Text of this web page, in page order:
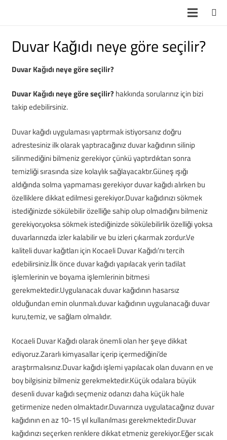
Duvar Kağıdı neye göre seçilir?
Duvar Kağıdı neye göre seçilir?
Duvar Kağıdı neye göre seçilir? hakkında sorularınız için bizi
takip edebilirsiniz.
Duvar kağıdı uygulaması yaptırmak istiyorsanız doğru
adrestesiniz ilk olarak yaptıracağınız duvar kağıdının silinip
silinmediğini bilmeniz gerekiyor çünkü yaptırdıktan sonra
temizliği sırasında size kolaylık sağlayacaktır.Güneş ışığı
aldığında solma yapmaması gerekiyor duvar kağıdı alırken bu
özelliklere dikkat edilmesi gerekiyor.Duvar kağıdınızı sökmek
istediğinizde sökülebilir özelliğe sahip olup olmadığını bilmeniz
gerekiyor,yoksa sökmek istediğinizde sökülebilirlik özelliği yoksa
duvarlarınızda izler kalabilir ve bu izleri çıkarmak zordur.Ve
kaliteli duvar kağıtları için Kocaeli Duvar Kağıdı’nı tercih
edebilirsiniz.İlk önce duvar kağıdı yapılacak yerin tadilat
işlemlerinin ve boyama işlemlerinin bitmesi
gerekmektedir.Uygulanacak duvar kağıdının hasarsız
olduğundan emin olunmalı.duvar kağıdının uygulanacağı duvar
kuru,temiz, ve sağlam olmalıdır.
Kocaeli Duvar Kağıdı olarak önemli olan her şeye dikkat
ediyoruz.Zararlı kimyasallar içerip içermediğini’de
araştırmalısınız.Duvar kağıdı işlemi yapılacak olan duvarın en ve
boy bilgisiniz bilmeniz gerekmektedir.Küçük odalara büyük
desenli duvar kağıdı seçmeniz odanızı daha küçük hale
getirmenize neden olmaktadır.Duvarınıza uygulatacağınız duvar
kağıdının en az 10-15 yıl kullanılması gerekmektedir.Duvar
kağıdınızı seçerken renklere dikkat etmeniz gerekiyor.Eğer sıcak